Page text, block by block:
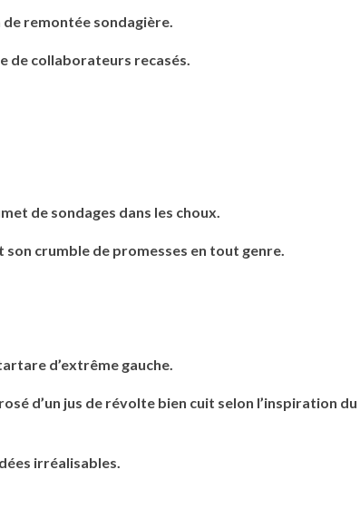
remontée sondagière.
de collaborateurs recasés.
de sondages dans les choux.
crumble de promesses en tout genre.
d’extrême gauche.
d’un jus de révolte bien cuit selon l’inspiration du
irréalisables.